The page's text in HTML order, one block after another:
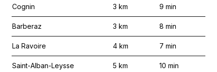
Cognin 3 km 9 min
Barberaz 3 km 8 min
La Ravoire 4 km 7 min
Saint-Alban-Leysse 5 km 10 min